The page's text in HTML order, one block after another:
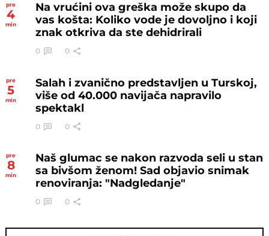
pre
4
min
Na vrućini ova greška može skupo da
vas košta: Koliko vode je dovoljno i koji
znak otkriva da ste dehidrirali
0 0
pre
5
min
Salah i zvanično predstavljen u Turskoj,
više od 40.000 navijača napravilo
spektakl
0 0
pre
8
min
Naš glumac se nakon razvoda seli u stan
sa bivšom ženom! Sad objavio snimak
renoviranja: "Nadgledanje"
0 0